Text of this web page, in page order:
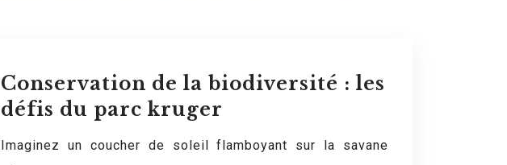
Conservation de la biodiversité : les
défis du parc kruger
Imaginez un coucher de soleil flamboyant sur la savane